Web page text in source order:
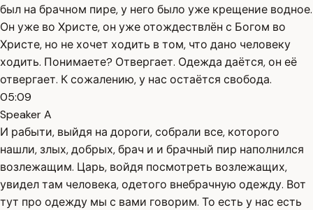
был на брачном пире, у него было уже крещение водное.
Он уже во Христе, он уже отождествлён с Богом во
Христе, но не хочет ходить в том, что дано человеку
ходить. Понимаете? Отвергает. Одежда даётся, он её
отвергает. К сожалению, у нас остаётся свобода.
05:09
Speaker A
И рабыти, выйдя на дороги, собрали все, которого
нашли, злых, добрых, брач и и брачный пир наполнился
возлежащим. Царь, войдя посмотреть возлежащих,
увидел там человека, одетого внебрачную одежду. Вот
тут про одежду мы с вами говорим. То есть у нас есть